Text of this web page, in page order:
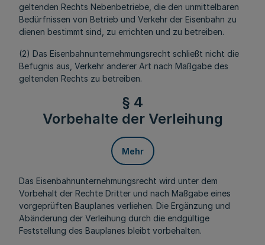
geltenden Rechts Nebenbetriebe, die den unmittelbaren
Bedürfnissen von Betrieb und Verkehr der Eisenbahn zu
dienen bestimmt sind, zu errichten und zu betreiben.
(2) Das Eisenbahnunternehmungsrecht schließt nicht die
Befugnis aus, Verkehr anderer Art nach Maßgabe des
geltenden Rechts zu betreiben.
§ 4
Vorbehalte der Verleihung
Mehr
Das Eisenbahnunternehmungsrecht wird unter dem
Vorbehalt der Rechte Dritter und nach Maßgabe eines
vorgeprüften Bauplanes verliehen. Die Ergänzung und
Abänderung der Verleihung durch die endgültige
Feststellung des Bauplanes bleibt vorbehalten.